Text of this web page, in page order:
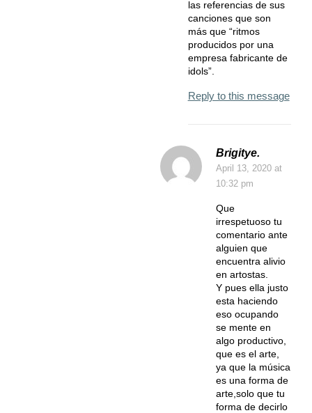
las referencias de sus
canciones que son
más que “ritmos
producidos por una
empresa fabricante de
idols”.
Reply to this message
Brigitye.
April 13, 2020at
10:32 pm
Que
irrespetuoso tu
comentario ante
alguien que
encuentra alivio
en artostas.
Y pues ella justo
esta haciendo
eso ocupando
se mente en
algo productivo,
que es el arte,
ya que la música
es una forma de
arte,solo que tu
forma de decirlo